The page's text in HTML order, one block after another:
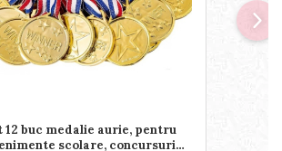
12 buc medalie aurie, pentru
scolare, concursuri
-